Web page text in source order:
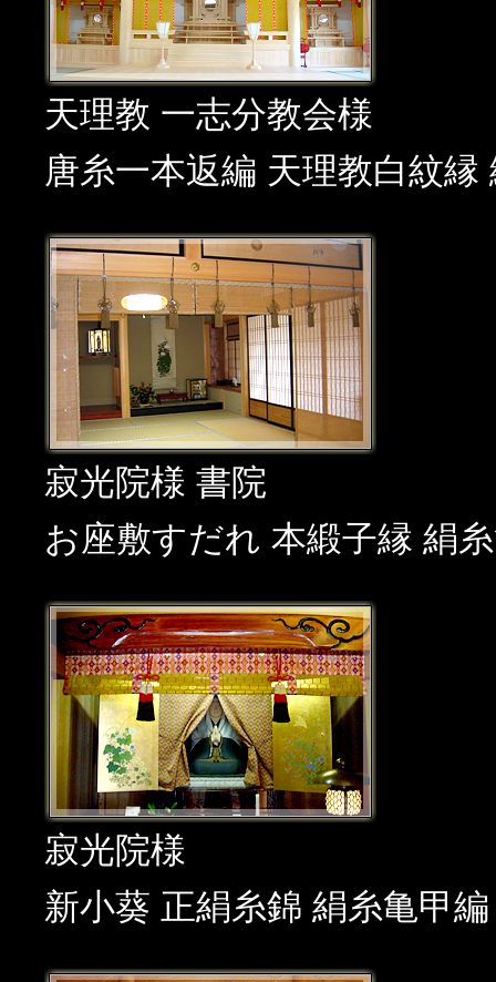
天理教 一志分教会様
唐糸一本返編 天理教白紋縁
寂光院様 書院
お座敷すだれ 本緞子縁 絹
寂光院様
新小葵 正絹糸錦 絹糸亀甲